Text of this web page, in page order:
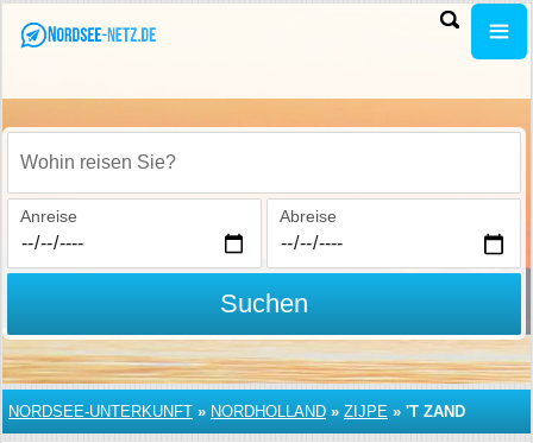
Wohin reisen Sie?
Anreise Abreise
Suchen
NORDSEE-UNTERKUNFT » NORDHOLLAND » ZIJPE » 'T ZAND